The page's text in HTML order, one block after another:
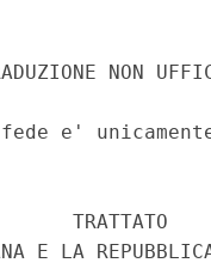
NON
e'
TRATTATO
E LA